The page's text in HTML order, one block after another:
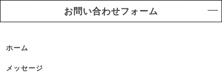
お問い合わせフォーム
ホーム
メッセージ